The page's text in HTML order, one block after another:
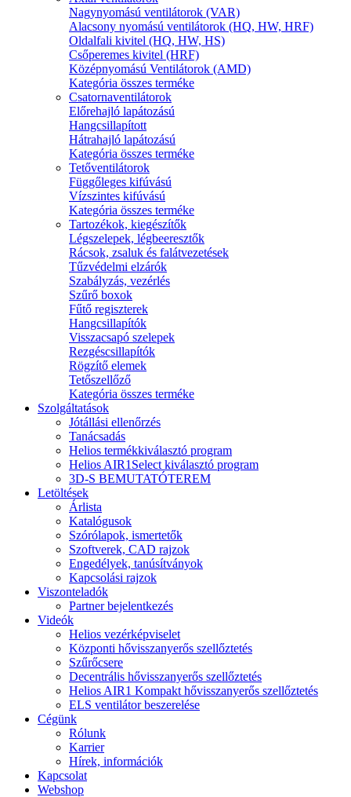
Nagynyomású ventilátorok (VAR)
Alacsony nyomású ventilátorok (HQ, HW, HRF)
Oldalfali kivitel (HQ, HW, HS)
Csőperemes kivitel (HRF)
Középnyomású Ventilátorok (AMD)
Kategória összes terméke
Csatornaventilátorok
Előrehajló lapátozású
Hangcsillapított
Hátrahajló lapátozású
Kategória összes terméke
Tetőventilátorok
Függőleges kifúvású
Vízszintes kifúvású
Kategória összes terméke
Tartozékok, kiegészítők
Légszelepek, légbeeresztők
Rácsok, zsaluk és falátvezetések
Tűzvédelmi elzárók
Szabályzás, vezérlés
Szűrő boxok
Fűtő regiszterek
Hangcsillapítók
Visszacsapó szelepek
Rezgéscsillapítók
Rögzítő elemek
Tetőszellőző
Kategória összes terméke
Szolgáltatások
Jótállási ellenőrzés
Tanácsadás
Helios termékkiválasztó program
Helios AIR1Select kiválasztó program
3D-S BEMUTATÓTEREM
Letöltések
Árlista
Katalógusok
Szórólapok, ismertetők
Szoftverek, CAD rajzok
Engedélyek, tanúsítványok
Kapcsolási rajzok
Viszonteladók
Partner bejelentkezés
Videók
Helios vezérképviselet
Központi hővisszanyerős szellőztetés
Szűrőcsere
Decentrális hővisszanyerős szellőztetés
Helios AIR1 Kompakt hővisszanyerős szellőztetés
ELS ventilátor beszerelése
Cégünk
Rólunk
Karrier
Hírek, információk
Kapcsolat
Webshop